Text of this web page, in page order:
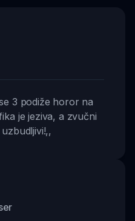
3 podiže horor na
je jeziva, a zvučni
,,